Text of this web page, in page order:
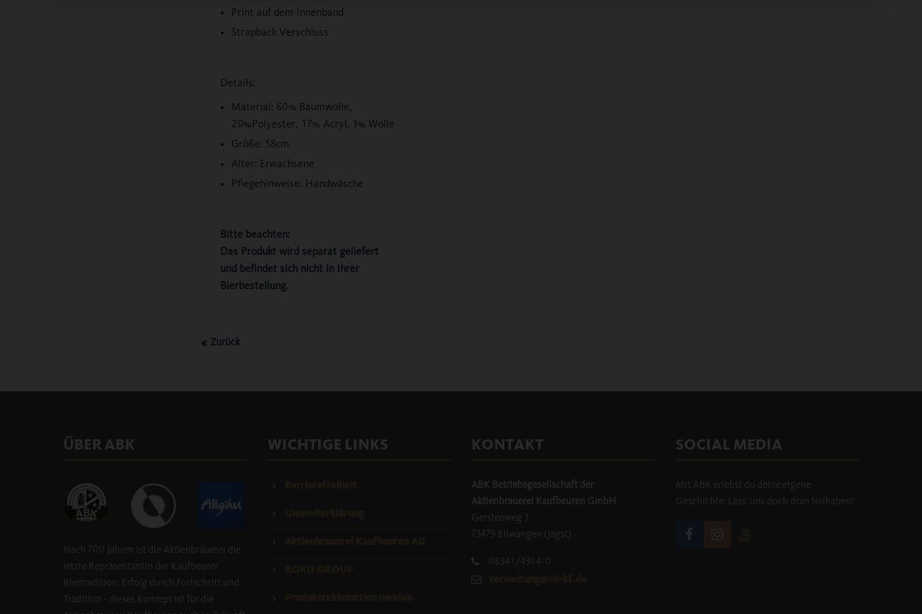
Print auf dem Innenband
Strapback Verschluss
Details:
Material: 60% Baumwolle,
20%Polyester, 17% Acryl, 3% Wolle
Größe: 58cm
Alter: Erwachsene
Pflegehinweise: Handwäsche
Bitte beachten:
Das Produkt wird separat geliefert
und befindet sich nicht in Ihrer
Bierbestellung.
Zurück
ÜBER ABK
Nach 700 Jahren ist die Aktienbrauerei die
letzte Repräsentantin der Kaufbeurer
Biertradition. Erfolg durch Fortschritt und
Tradition - dieses Konzept ist für die
WICHTIGE LINKS KONTAKT
ABK Betriebsgesellschaft der
Aktienbrauerei Kaufbeuren GmbH
Gerstenweg 3
73479 Ellwangen (Jagst)
08341/4304-0
SOCIAL MEDIA
Mit ABK erlebst du deine eigene
Geschichte. Lass' uns doch dran teilhaben!